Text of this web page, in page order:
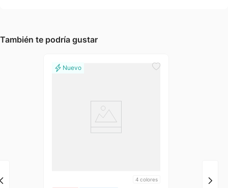
También te podría gustar
4colores